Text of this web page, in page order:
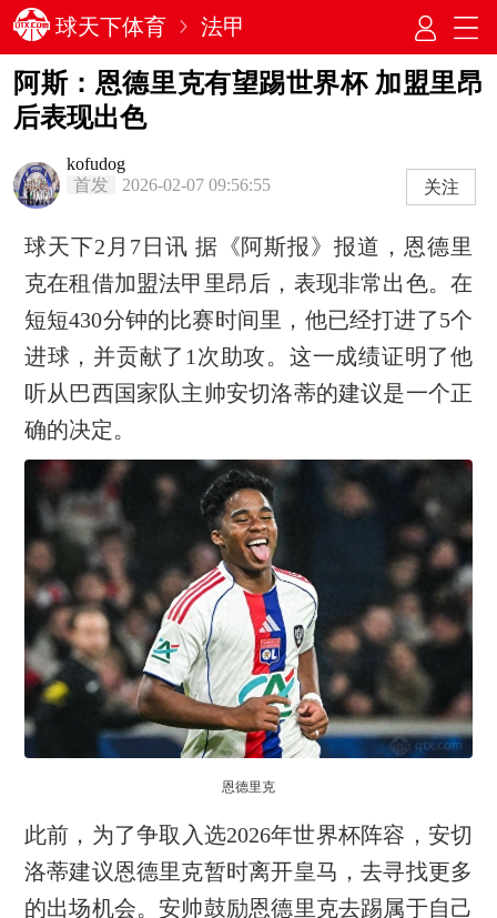
球天下体育 法甲
阿斯：恩德里克有望踢世界杯 加盟里昂
后表现出色
kofudog
首发
2026-02-07 09:56:55 关注
球天下2月7日讯 据《阿斯报》报道，恩德里
克在租借加盟法甲里昂后，表现非常出色。在
短短430分钟的比赛时间里，他已经打进了5个
进球，并贡献了1次助攻。这一成绩证明了他
听从巴西国家队主帅安切洛蒂的建议是一个正
确的决定。
恩德里克
此前，为了争取入选2026年世界杯阵容，安切
洛蒂建议恩德里克暂时离开皇马，去寻找更多
的出场机会。安帅鼓励恩德里克去踢属于自己